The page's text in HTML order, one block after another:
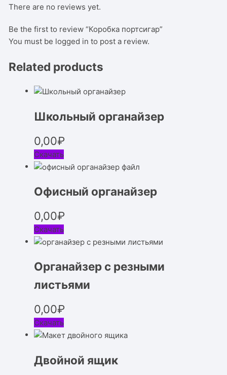
There are no reviews yet.
Be the first to review “Коробка портсигар”
You must be logged in to post a review.
Related products
Школьный органайзер
0,00₽
Скачать
Офисный органайзер
0,00₽
Скачать
Органайзер с резными
листьями
0,00₽
Скачать
Двойной ящик